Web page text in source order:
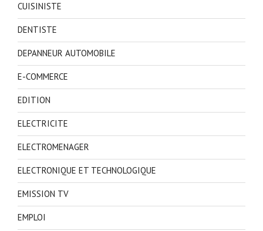
CUISINISTE
DENTISTE
DEPANNEUR AUTOMOBILE
E-COMMERCE
EDITION
ELECTRICITE
ELECTROMENAGER
ELECTRONIQUE ET TECHNOLOGIQUE
EMISSION TV
EMPLOI